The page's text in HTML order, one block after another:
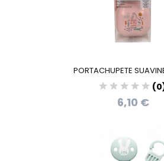
PORTACHUPETE
6,10 €